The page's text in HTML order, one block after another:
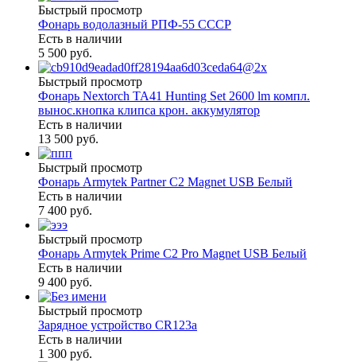
Быстрый просмотр
Фонарь водолазный РПФ-55 СССР
Есть в наличии
5 500 руб.
Быстрый просмотр
Фонарь Nextorch TA41 Hunting Set 2600 lm компл.
вынос.кнопка клипса крон. аккумулятор
Есть в наличии
13 500 руб.
Быстрый просмотр
Фонарь Armytek Partner C2 Magnet USB Белый
Есть в наличии
7 400 руб.
Быстрый просмотр
Фонарь Armytek Prime C2 Pro Magnet USB Белый
Есть в наличии
9 400 руб.
Быстрый просмотр
Зарядное устройство CR123a
Есть в наличии
1 300 руб.